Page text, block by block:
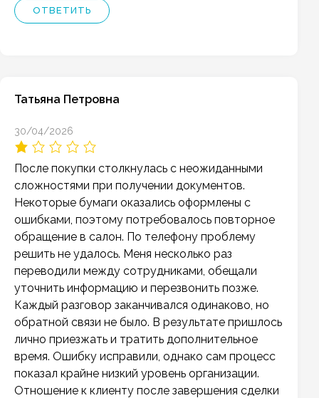
ОТВЕТИТЬ
Татьяна Петровна
30/04/2026
После покупки столкнулась с неожиданными
сложностями при получении документов.
Некоторые бумаги оказались оформлены с
ошибками, поэтому потребовалось повторное
обращение в салон. По телефону проблему
решить не удалось. Меня несколько раз
переводили между сотрудниками, обещали
уточнить информацию и перезвонить позже.
Каждый разговор заканчивался одинаково, но
обратной связи не было. В результате пришлось
лично приезжать и тратить дополнительное
время. Ошибку исправили, однако сам процесс
показал крайне низкий уровень организации.
Отношение к клиенту после завершения сделки